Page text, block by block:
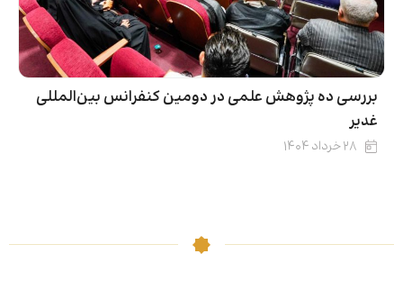
بررسی ده پژوهش علمی در دومین کنفرانس بین‌المللی
غدیر
۲۸ خرداد ۱۴۰۴